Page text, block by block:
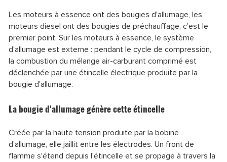
Les moteurs à essence ont des bougies d'allumage, les
moteurs diesel ont des bougies de préchauffage, c'est le
premier point. Sur les moteurs à essence, le système
d'allumage est externe : pendant le cycle de compression,
la combustion du mélange air-carburant comprimé est
déclenchée par une étincelle électrique produite par la
bougie d'allumage.
La bougie d'allumage génère cette étincelle
Créée par la haute tension produite par la bobine
d'allumage, elle jaillit entre les électrodes. Un front de
flamme s'étend depuis l'étincelle et se propage à travers la